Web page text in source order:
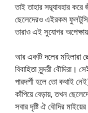
তাই তাহার সদ্ব্যাবহার
ছেলেদেরও এইরকম ফুলটুসি
তারাও এই সুযোগর
আর একটি দলের মহিলারা
বিবাহিতা সুন্দরী
পারদর্শী হলে তো কথাই
কাঁপিয়ে বেড়ায়, তখন
সবার দৃষ্টি ঐ বৌদির